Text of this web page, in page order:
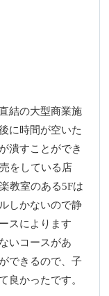
結の大型商業施
に時間が空いた
潰すことができ
をしている店
教室のある5Fは
しかないので静
スによります
いコースがあ
できるので、子
良かったです。